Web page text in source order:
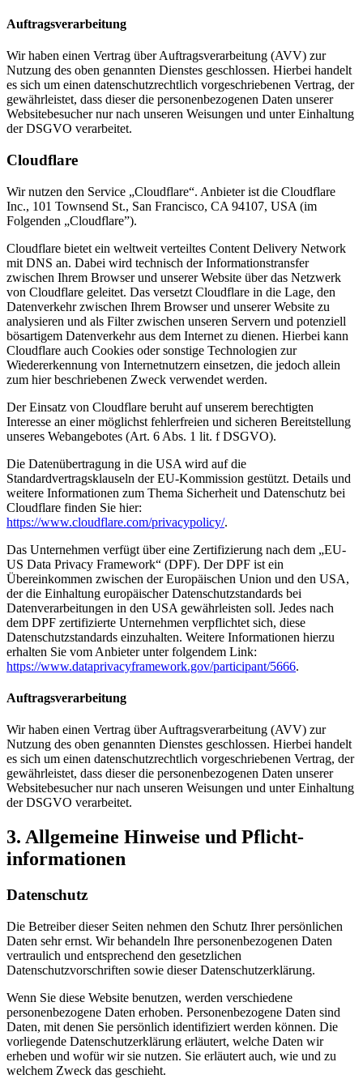
Auftragsverarbeitung
Wir haben einen Vertrag über Auftragsverarbeitung (AVV) zur
Nutzung des oben genannten Dienstes geschlossen. Hierbei handelt
es sich um einen datenschutzrechtlich vorgeschriebenen Vertrag, der
gewährleistet, dass dieser die personenbezogenen Daten unserer
Websitebesucher nur nach unseren Weisungen und unter Einhaltung
der DSGVO verarbeitet.
Cloudflare
Wir nutzen den Service „Cloudflare“. Anbieter ist die Cloudflare
Inc., 101 Townsend St., San Francisco, CA 94107, USA (im
Folgenden „Cloudflare”).
Cloudflare bietet ein weltweit verteiltes Content Delivery Network
mit DNS an. Dabei wird technisch der Informationstransfer
zwischen Ihrem Browser und unserer Website über das Netzwerk
von Cloudflare geleitet. Das versetzt Cloudflare in die Lage, den
Datenverkehr zwischen Ihrem Browser und unserer Website zu
analysieren und als Filter zwischen unseren Servern und potenziell
bösartigem Datenverkehr aus dem Internet zu dienen. Hierbei kann
Cloudflare auch Cookies oder sonstige Technologien zur
Wiedererkennung von Internetnutzern einsetzen, die jedoch allein
zum hier beschriebenen Zweck verwendet werden.
Der Einsatz von Cloudflare beruht auf unserem berechtigten
Interesse an einer möglichst fehlerfreien und sicheren Bereitstellung
unseres Webangebotes (Art. 6 Abs. 1 lit. f DSGVO).
Die Datenübertragung in die USA wird auf die
Standardvertragsklauseln der EU-Kommission gestützt. Details und
weitere Informationen zum Thema Sicherheit und Datenschutz bei
Cloudflare finden Sie hier:
https://www.cloudflare.com/privacypolicy/.
Das Unternehmen verfügt über eine Zertifizierung nach dem „EU-
US Data Privacy Framework“ (DPF). Der DPF ist ein
Übereinkommen zwischen der Europäischen Union und den USA,
der die Einhaltung europäischer Datenschutzstandards bei
Datenverarbeitungen in den USA gewährleisten soll. Jedes nach
dem DPF zertifizierte Unternehmen verpflichtet sich, diese
Datenschutzstandards einzuhalten. Weitere Informationen hierzu
erhalten Sie vom Anbieter unter folgendem Link:
https://www.dataprivacyframework.gov/participant/5666.
Auftragsverarbeitung
Wir haben einen Vertrag über Auftragsverarbeitung (AVV) zur
Nutzung des oben genannten Dienstes geschlossen. Hierbei handelt
es sich um einen datenschutzrechtlich vorgeschriebenen Vertrag, der
gewährleistet, dass dieser die personenbezogenen Daten unserer
Websitebesucher nur nach unseren Weisungen und unter Einhaltung
der DSGVO verarbeitet.
3. Allgemeine Hinweise und Pflicht­
informationen
Datenschutz
Die Betreiber dieser Seiten nehmen den Schutz Ihrer persönlichen
Daten sehr ernst. Wir behandeln Ihre personenbezogenen Daten
vertraulich und entsprechend den gesetzlichen
Datenschutzvorschriften sowie dieser Datenschutzerklärung.
Wenn Sie diese Website benutzen, werden verschiedene
personenbezogene Daten erhoben. Personenbezogene Daten sind
Daten, mit denen Sie persönlich identifiziert werden können. Die
vorliegende Datenschutzerklärung erläutert, welche Daten wir
erheben und wofür wir sie nutzen. Sie erläutert auch, wie und zu
welchem Zweck das geschieht.